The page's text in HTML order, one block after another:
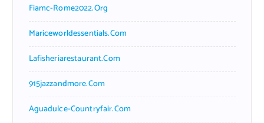
Fiamc-Rome2022.org
Mariceworldessentials.com
Lafisheriarestaurant.com
915jazzandmore.com
Aguadulce-Countryfair.com